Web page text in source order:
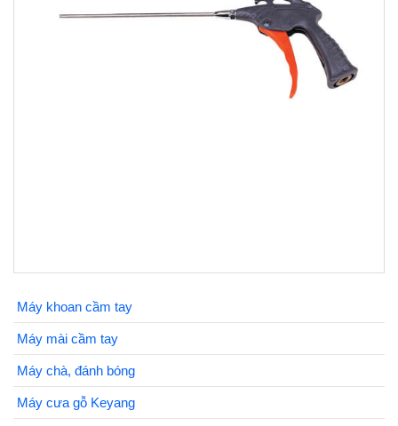
Máy khoan cầm tay
Máy mài cầm tay
Máy chà, đánh bóng
Máy cưa gỗ Keyang